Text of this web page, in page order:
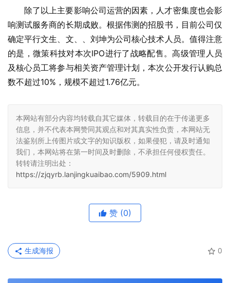
除了以上主要影响公司运营的因素，人才密集度也会影
响测试服务商的长期成败。根据伟测的招股书，目前公司仅
确定平行文生、文、、刘坤为公司核心技术人员。值得注意
的是，微策科技对本次IPO进行了战略配售。高级管理人员
及核心员工将参与相关资产管理计划，本次公开发行认购总
数不超过10%，规模不超过1.76亿元。
本网站有部分内容均转载自其它媒体，转载目的在于传递更多
信息，并不代表本网赞同其观点和对其真实性负责，本网站无
法鉴别所上传图片或文字的知识版权，如果侵犯，请及时通知
我们，本网站将在第一时间及时删除，不承担任何侵权责任。
转转请注明出处：
https://zjqyrb.lanjingkuaibao.com/5909.html
赞 (0)
0
生成海报